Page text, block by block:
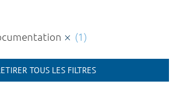
(1)
TOUS LES FILTRES